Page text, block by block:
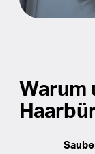
Warum